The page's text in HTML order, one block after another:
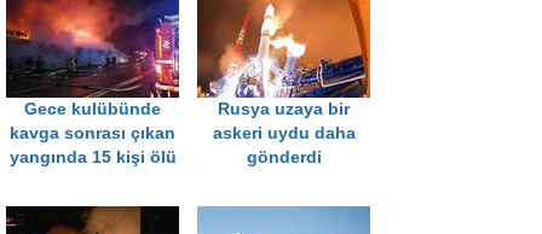
Gece kulübünde
kavga sonrası çıkan
yangında 15 kişi ölü
Rusya uzaya bir
askeri uydu daha
gönderdi